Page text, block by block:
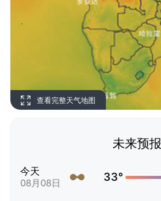
查看完整天气地图
未来预报
今天
08月08日 33°